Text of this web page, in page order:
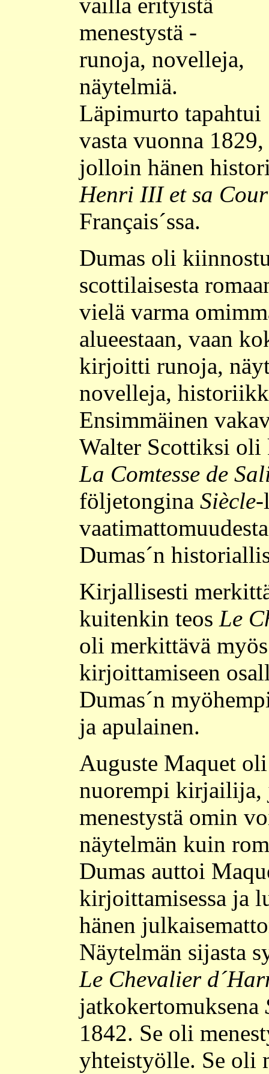
vailla erityistä
menestystä -
runoja, novelleja,
näytelmiä.
Läpimurto tapahtui
vasta vuonna 1829,
jolloin hänen
Henri III et sa
Français´ssa.
Dumas oli
scottilaisesta
vielä varma
alueestaan, vaan
kirjoitti runoja,
novelleja,
Ensimmäinen
Walter Scottiksi
La Comtesse de
följetongina Siècle-
Dumas´n
Kirjallisesti
kuitenkin teos Le
oli merkittävä
kirjoittamiseen
Dumas´n
ja apulainen.
Auguste Maquet
nuorempi kirjailija,
menestystä omin
näytelmän kuin
Dumas auttoi
kirjoittamisessa ja
hänen
Näytelmän sijasta
Le Chevalier
jatkokertomuksena
1842. Se oli
yhteistyölle. Se oli